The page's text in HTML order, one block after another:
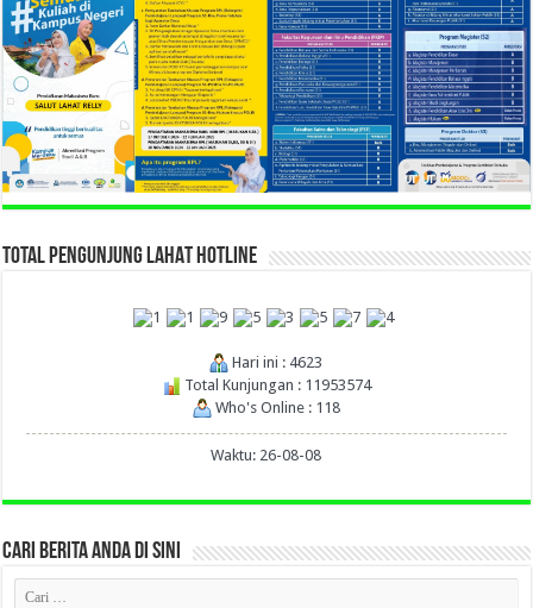
TOTAL PENGUNJUNG LAHAT HOTLINE
Hari ini : 4623
Total Kunjungan : 11953574
Who's Online : 118
Waktu: 26-08-08
CARI BERITA ANDA DI SINI